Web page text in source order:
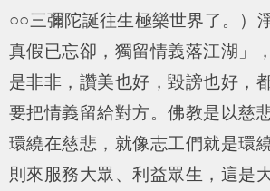
○○三彌陀誕往生極樂世界了。）
真假已忘卻，獨留情義落江湖」
是非非，讚美也好，毀謗也好，
要把情義留給對方。佛教是以慈
環繞在慈悲，就像志工們就是環
則來服務大眾、利益眾生，這是